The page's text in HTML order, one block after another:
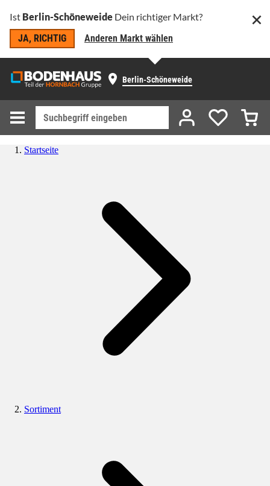
Ist Berlin-Schöneweide Dein richtiger Markt?
JA, RICHTIG
Anderen Markt wählen
Berlin-Schöneweide
Startseite
Sortiment